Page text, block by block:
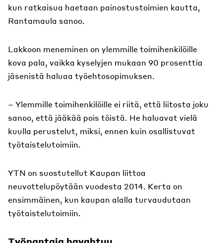
kun ratkaisua haetaan painostustoimien kautta,
Rantamaula sanoo.
Lakkoon meneminen on ylemmille toimihenkilöille
kova pala, vaikka kyselyjen mukaan 90 prosenttia
jäsenistä haluaa työehtosopimuksen.
– Ylemmille toimihenkilöille ei riitä, että liitosta joku
sanoo, että jääkää pois töistä. He haluavat vielä
kuulla perustelut, miksi, ennen kuin osallistuvat
työtaistelutoimiin.
YTN on suostutellut Kaupan liittoa
neuvottelupöytään vuodesta 2014. Kerta on
ensimmäinen, kun kaupan alalla turvaudutaan
työtaistelutoimiin.